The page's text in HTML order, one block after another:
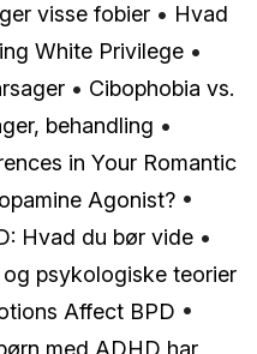
visse fobier • Hvad
White Privilege •
• Cibophobia vs.
behandling •
in Your Romantic
Agonist? •
Hvad du bør vide •
psykologiske teorier
Affect BPD •